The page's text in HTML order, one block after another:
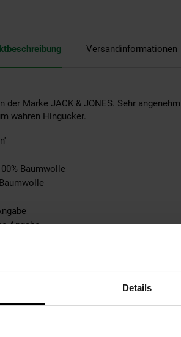
Details
Versandinformationen
der Marke JACK & JONES. Sehr
wahren Hingucker.
Baumwolle
Angabe
Angabe